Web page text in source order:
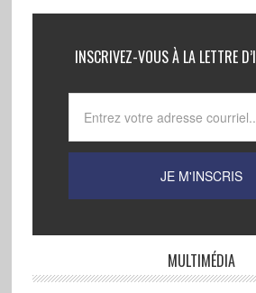
INSCRIVEZ-VOUS À LA LETTRE
MULTIMÉDIA